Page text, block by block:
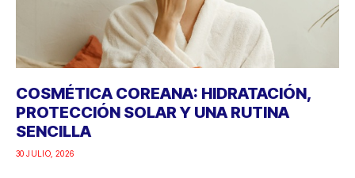
COSMÉTICA COREANA: HIDRATACIÓN,
PROTECCIÓN SOLAR Y UNA RUTINA
SENCILLA
30 JULIO, 2026